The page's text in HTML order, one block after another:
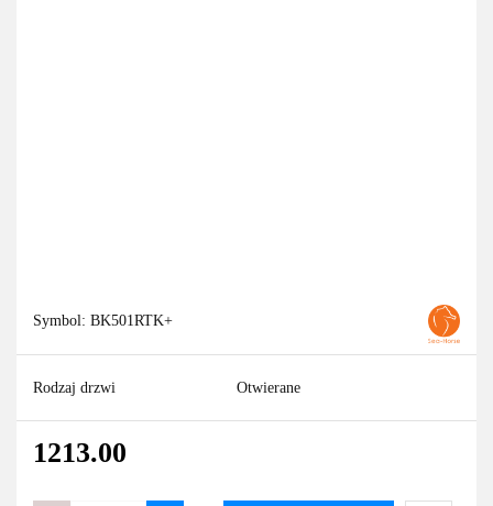
Symbol: BK501RTK+
Rodzaj drzwi Otwierane
1213.00